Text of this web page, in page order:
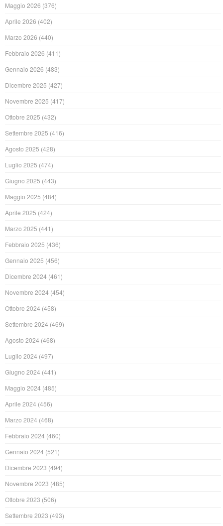
Maggio 2026 (376)
Aprile 2026 (402)
Marzo 2026 (440)
Febbraio 2026 (411)
Gennaio 2026 (483)
Dicembre 2025 (427)
Novembre 2025 (417)
Ottobre 2025 (432)
Settembre 2025 (416)
Agosto 2025 (428)
Luglio 2025 (474)
Giugno 2025 (443)
Maggio 2025 (484)
Aprile 2025 (424)
Marzo 2025 (441)
Febbraio 2025 (436)
Gennaio 2025 (456)
Dicembre 2024 (461)
Novembre 2024 (454)
Ottobre 2024 (458)
Settembre 2024 (469)
Agosto 2024 (468)
Luglio 2024 (497)
Giugno 2024 (441)
Maggio 2024 (485)
Aprile 2024 (456)
Marzo 2024 (468)
Febbraio 2024 (460)
Gennaio 2024 (521)
Dicembre 2023 (494)
Novembre 2023 (485)
Ottobre 2023 (506)
Settembre 2023 (493)